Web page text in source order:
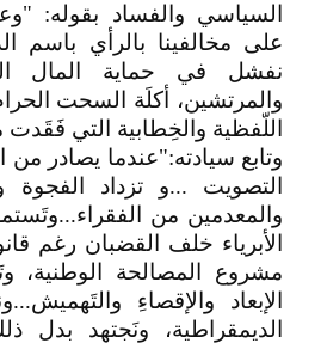
السياسي والفساد بقوله:
على مخالفينا بالرأي باسم
نفشل في حماية المال
والمرتشين، أكلَة السحت
اللّفظية والخِطابية التي فَقَدت
وتابع سيادته:"عندما يصادر
التصويت ...و تزداد الفجوة
والمعدمين من
الأبرياء خلف القضبان رغم
مشروع المصالحة الوطنية،
الإبعاد والإقصاءِ
الديمقراطية، ونَجتهد